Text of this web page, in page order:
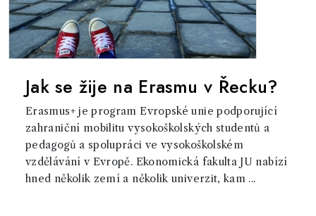
Jak se žije na Erasmu v Řecku?
Erasmus+ je program Evropské unie podporující
zahraniční mobilitu vysokoškolských studentů a
pedagogů a spolupráci ve vysokoškolském
vzdělávání v Evropě. Ekonomická fakulta JU nabízí
hned několik zemí a několik univerzit, kam ...